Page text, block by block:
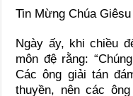
Tin Mừng Chúa
Ngày ấy, khi chiều
môn đệ rằng:
Các ông giải tán
thuyền, nên các